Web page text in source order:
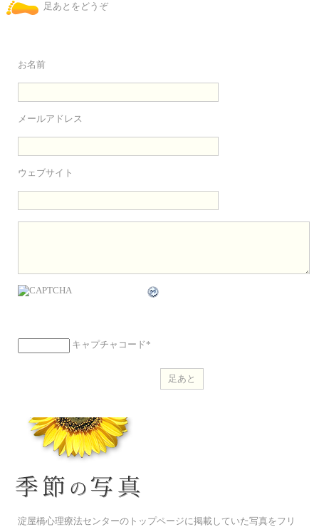
足あとをどうぞ
お名前
メールアドレス
ウェブサイト
キャプチャコード *
淀屋橋心理療法センターのトップページに掲載していた写真をフリ